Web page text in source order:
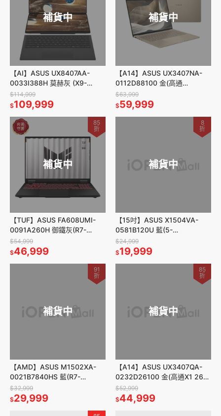
補貨中
【AI】ASUS UX8407AA-
0033I388H 莫赫灰 (X9-
388H/14吋觸
控/32GB/1TB/W11)
$114,999
$109,999
補貨中
【A14】ASUS UX3407NA-
0112D88100 金(高通
X2E88100/14/16G/512G/W11
)
$63,999
$59,999
補貨中
85
折
【TUF】ASUS FA608UMI-
0091A260H 御鐵灰(R7-
260/16/16G/512G/5060@8G
)
$54,999
$46,999
補貨中
8
折
【15吋】ASUS X1504VA-
0581B120U 藍(5-
120U/8G/512G/W11)
$24,999
$19,999
補貨中
91
折
【AMD】ASUS M1502XA-
0021B7840HS 藍(R7-
7840HS/15.6/8G/512G)
$32,999
$29,999
補貨中
85
折
【A14】ASUS UX3407QA-
0232D26100 金(高通X1 26
100/14/16G/1T)
$52,999
$44,999